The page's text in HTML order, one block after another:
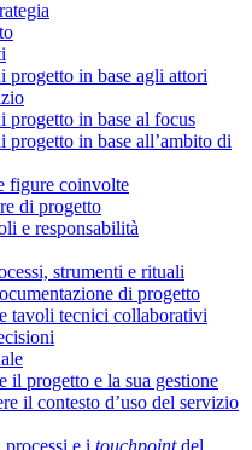
progetto in base agli attori
progetto in base al focus
in base all’ambito di
figure coinvolte
di progetto
e responsabilità
strumenti e rituali
di progetto
tavoli tecnici collaborativi
il progetto e la sua gestione
il contesto d’uso del servizio
e i touchpointdel